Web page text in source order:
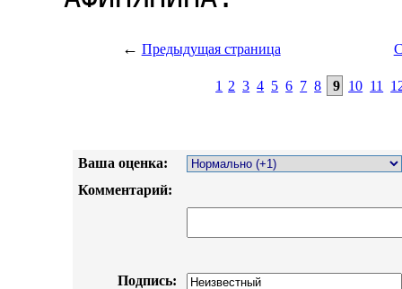
← Предыдущая страница
1 2 3 4 5 6 7 8 9 10 11
Ваша оценка:
Комментарий:
Подпись: